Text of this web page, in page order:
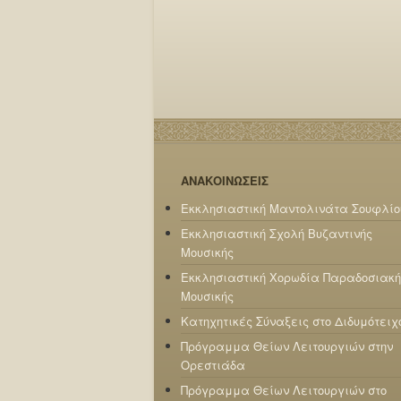
ΑΝΑΚΟΙΝΩΣΕΙΣ
Εκκλησιαστική Μαντολινάτα
Εκκλησιαστική Σχολή Βυζαντινής
Μουσικής
Εκκλησιαστική Χορωδία
Μουσικής
Κατηχητικές Σύναξεις στο
Πρόγραμμα Θείων Λειτουργιών στην
Ορεστιάδα
Πρόγραμμα Θείων Λειτουργιών στο